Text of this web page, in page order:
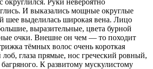
И выказались мощные округлые
шее выделилась широкая вена. Лицо
выразительные, цвета бурной
очки. Внешне он чем — то походит
тёмных волос очень короткая
глаза прямые, нос греческий ровный,
К развитому мускулистому